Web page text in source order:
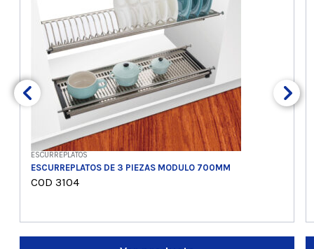
ESCURREPLATOS
ESCURREPLATOS DE 3 PIEZAS MODULO 700MM
COD 3104